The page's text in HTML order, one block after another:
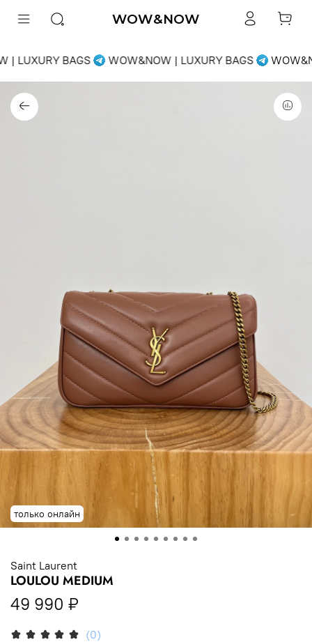
WOW&NOW
| LUXURY BAGS WOW&NOW | LUXURY BAGS
только онлайн
(0)
Saint Laurent
LOULOU MEDIUM
49 990 ₽